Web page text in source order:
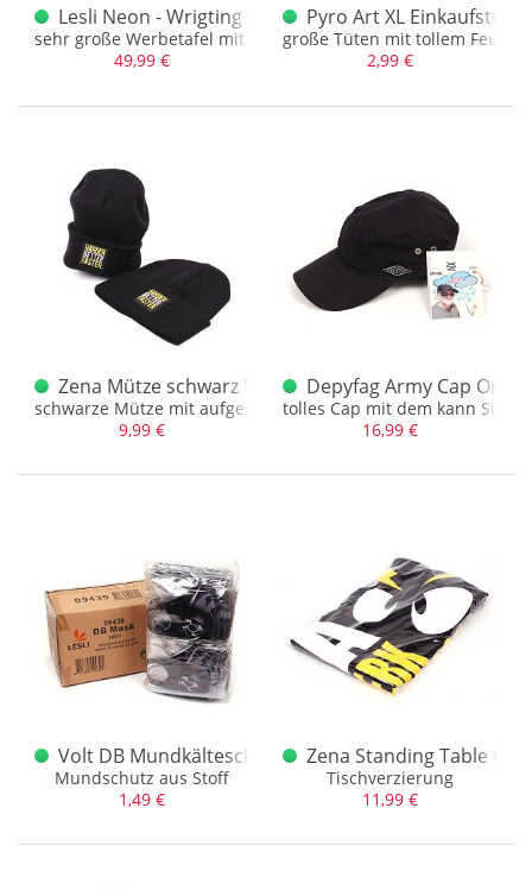
Lesli Neon - Wrigting Lightboard 99 x 88cm
sehr große Werbetafel mit LED - Licht und Markern
49,99 €
Pyro Art XL Einkaufstüte
große Tüten mit tollem
2,99 €
Zena Mütze schwarz "Harder Better Faster"
schwarze Mütze mit aufgesticktem Slogan
9,99 €
Depyfag Army Cap
tolles Cap mit dem kann
16,99 €
Volt DB Mundkälteschutz 100
Mundschutz aus Stoff
1,49 €
Zena Standing Table
Tischverzierung
11,99 €